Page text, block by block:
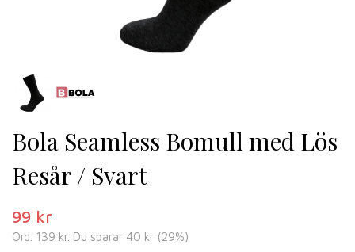
Bola Seamless Bomull med Lös
Resår / Svart
99 kr
Ord. 139 kr. Du sparar 40 kr (29%)